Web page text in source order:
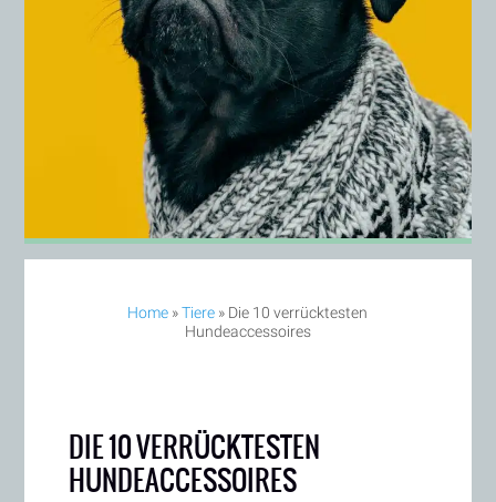
Home »Tiere » Die 10 verrücktesten
Hundeaccessoires
DIE 10 VERRÜCKTESTEN
HUNDEACCESSOIRES